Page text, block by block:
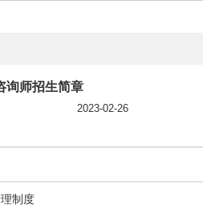
询师招生简章
2023-02-26
制度